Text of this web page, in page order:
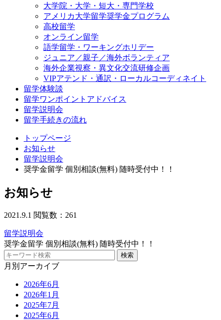
大学院・大学・短大・専門学校
アメリカ大学留学奨学金プログラム
高校留学
オンライン留学
語学留学・ワーキングホリデー
ジュニア／親子／海外ボランティア
海外企業視察・異文化交流研修企画
VIPアテンド・通訳・ローカルコーディネイト
留学体験談
留学ワンポイントアドバイス
留学説明会
留学手続きの流れ
トップページ
お知らせ
留学説明会
奨学金留学 個別相談(無料) 随時受付中！！
お知らせ
2021.9.1 閲覧数：261
留学説明会
奨学金留学 個別相談(無料) 随時受付中！！
月別アーカイブ
2026年6月
2026年1月
2025年7月
2025年6月